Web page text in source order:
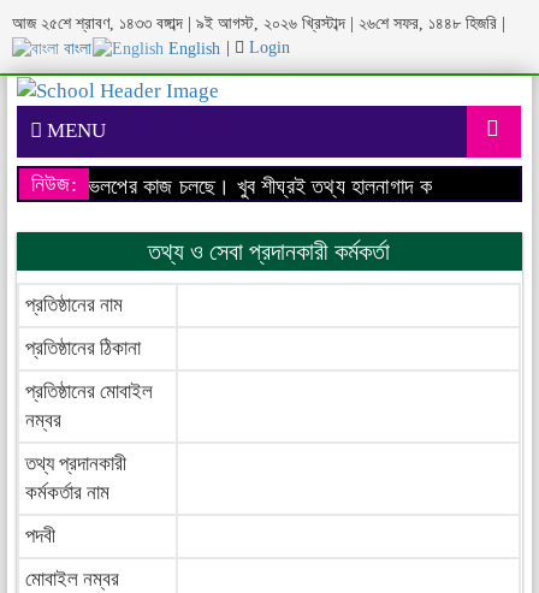
আজ ২৫শে শ্রাবণ, ১৪৩৩ বঙ্গাব্দ | ৯ই আগস্ট, ২০২৬ খ্রিস্টাব্দ | ২৬শে সফর, ১৪৪৮ হিজরি |
বাংলা
English Login
MENU
নিউজ:ডেভেলপের কাজ চলছে। খুব শীঘ্রই তথ্য হালনাগাদ করা হবে।
তথ্য ও সেবা প্রদানকারী কর্মকর্তা
প্রতিষ্ঠানের নাম
প্রতিষ্ঠানের ঠিকানা
প্রতিষ্ঠানের মোবাইল
নম্বর
তথ্য প্রদানকারী
কর্মকর্তার নাম
পদবী
মোবাইল নম্বর